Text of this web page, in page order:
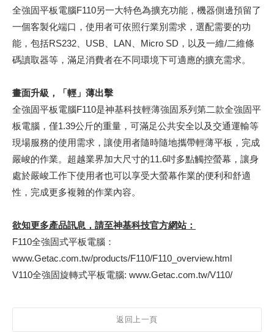
全強固平板電腦F110另一大特色為擴充功能，機器側邊預留了
一個客製化端口，使用者可依照行業別需求，選配需要的功
能，包括RS232、USB、LAN、Micro SD，以及一維/二維條
碼讀取器等，滿足消費者在不同環境下可適應的擴充需求。
畫面升級，「輕」薄出擊
全強固平板電腦F110是神基科技輕薄強固系列第二款全強固平
板電腦，僅1.39公斤的重量，可滿足公共安全以及交通運輸等
現場服務的使用需求，讓使用者隨時隨地攜帶輕薄平板，完成
嚴峻的作業。超越業界加大尺寸的11.6吋多點觸控螢幕，讓身
處於嚴峻工作下使用者也可以享受大螢幕作業的便利和舒適
性，完成更多複雜的作業內容。
欲知更多產品訊息，請至神基科技官方網站：
F110全強固式平板電腦：
www.Getac.com.tw/products/F110/F110_overview.html
V110全強固旋轉式平板電腦: www.Getac.com.tw/V110/
返回上一頁